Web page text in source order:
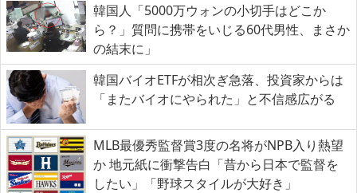
韓国人「5000万ウォンの小切手はどこか
ら？」質問に携帯をいじる60代男性、まさか
の結末に」
韓国バイオETFが相次ぎ急落、投資家からは
「またバイオにやられた」と不信感広がる
MLB最優秀監督賞3度の名将がNPB入り熱望
か 地元紙に衝撃告白「昔から日本で監督を
したい」「野球スタイルが大好き」